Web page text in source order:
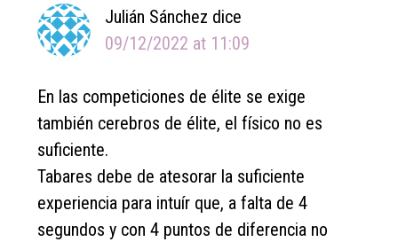
Julián Sánchez dice
09/12/2022 at 11:09
En las competiciones de élite se exige
también cerebros de élite, el físico no es
suficiente.
Tabares debe de atesorar la suficiente
experiencia para intuír que, a falta de 4
segundos y con 4 puntos de diferencia no